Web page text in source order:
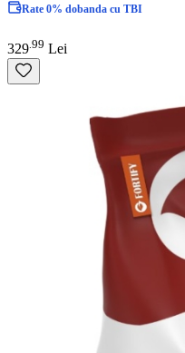
Rate 0% dobanda cu TBI
329 99 Lei